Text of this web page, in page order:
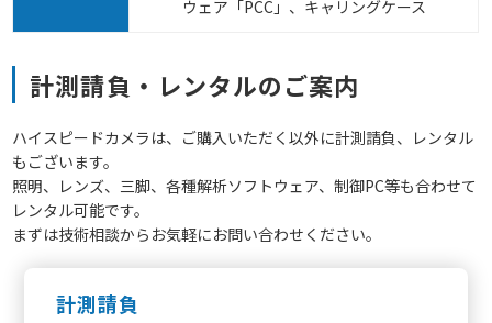
ウェア「PCC」、キャリングケース
計測請負・レンタルのご案内
ハイスピードカメラは、ご購入いただく以外に計測請負、レンタル
もございます。
照明、レンズ、三脚、各種解析ソフトウェア、制御PC等も合わせて
レンタル可能です。
まずは技術相談からお気軽にお問い合わせください。
計測請負